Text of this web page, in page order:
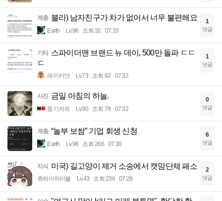
계층 블라) 남자친구가 차가 없어서 너무 불편해요
Earth Lv.96 조회 32 07:33
1
댓글
기타 스파이더맨 브랜드 뉴 데이, 500만 돌파 ㄷㄷ
ㄷ
레이키얀 Lv.73 조회 82 07:32
1
댓글
사진 금일 아침의 하늘.
똥기저귀 Lv.90 조회 79 07:32
0
댓글
계층 “놀부 보쌈” 기업 회생 신청
Earth Lv.96 조회 266 07:30
6
댓글
지식 미국) 길고양이 제거 소송에서 캣맘단체 패소
츄하이하이볼 Lv.43 조회 236 07:28
2
댓글